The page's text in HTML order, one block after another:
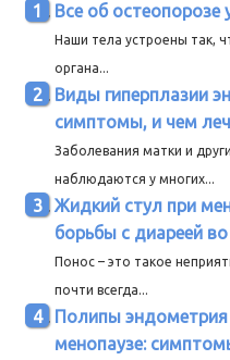
Все об
Наши тела устроены так,
органа...
Виды гиперплазии
симптомы, и чем
Заболевания матки и
наблюдаются у многих...
Жидкий стул при
борьбы с диареей
Понос – это такое
почти всегда...
Полипы эндометрия
менопаузе: